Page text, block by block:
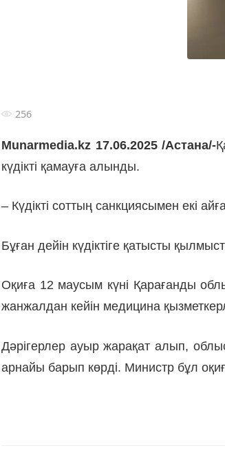
256
Munarmedia.kz 17.06.2025 /Астана/-
күдікті қамауға алынды.
– Күдікті соттың санкциясымен екі
Бұған дейін күдіктіге қатысты
Оқиға 12 маусым күні Қарағанды
жанжалдан кейін медицина
Дәрігерлер ауыр жарақат алып,
арнайы барып көрді. Министр бұл